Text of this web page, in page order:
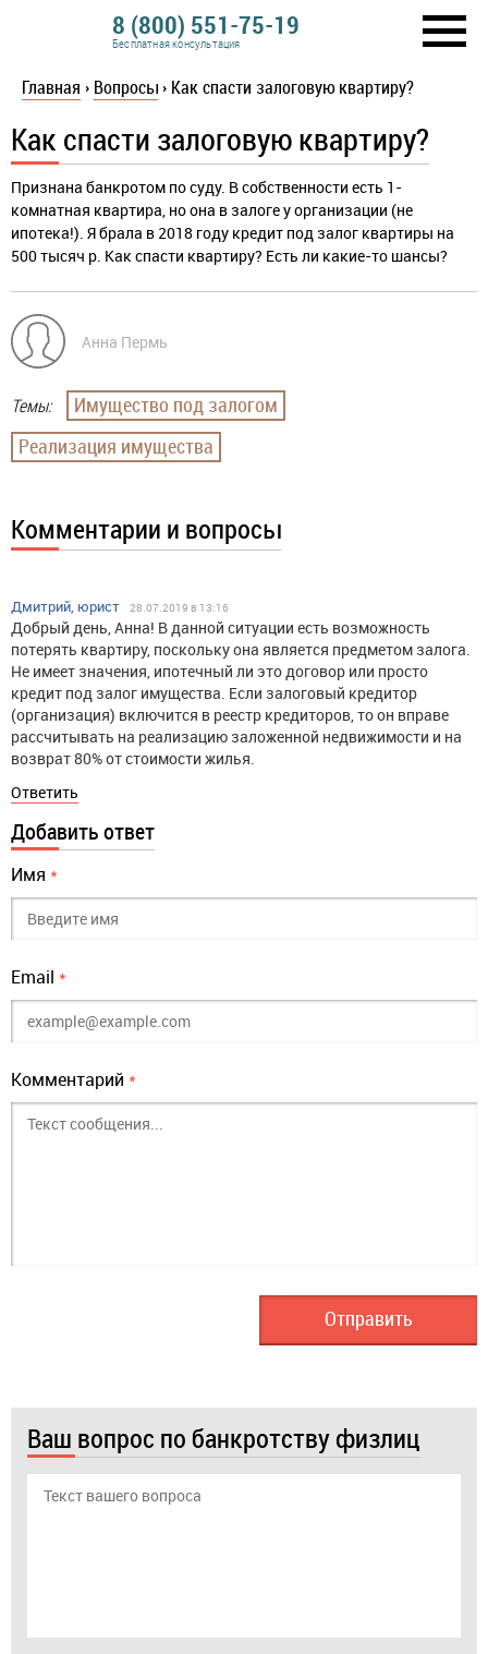
8 (800) 551-75-19
Бесплатная консультация
Главная › Вопросы › Как спасти залоговую квартиру?
Как спасти залоговую квартиру?
Признана банкротом по суду. В собственности есть 1-
комнатная квартира, но она в залоге у организации (не
ипотека!). Я брала в 2018 году кредит под залог квартиры на
500 тысяч р. Как спасти квартиру? Есть ли какие-то шансы?
Анна Пермь
Темы:
Имущество под залогом
Реализация имущества
Комментарии и вопросы
Дмитрий, юрист 28.07.2019 в 13:16
Добрый день, Анна! В данной ситуации есть возможность
потерять квартиру, поскольку она является предметом залога.
Не имеет значения, ипотечный ли это договор или просто
кредит под залог имущества. Если залоговый кредитор
(организация) включится в реестр кредиторов, то он вправе
рассчитывать на реализацию заложенной недвижимости и на
возврат 80% от стоимости жилья.
Ответить
Добавить ответ
Имя *
Email *
Комментарий *
Ваш вопрос по банкротству физлиц